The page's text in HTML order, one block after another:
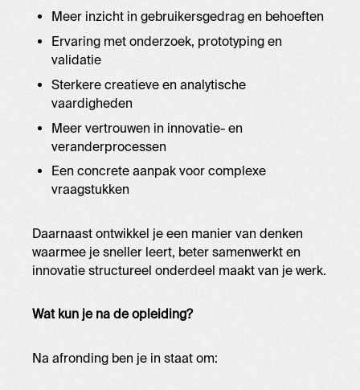
Meer inzicht in gebruikersgedrag en behoeften
Ervaring met onderzoek, prototyping en
validatie
Sterkere creatieve en analytische
vaardigheden
Meer vertrouwen in innovatie- en
veranderprocessen
Een concrete aanpak voor complexe
vraagstukken
Daarnaast ontwikkel je een manier van denken
waarmee je sneller leert, beter samenwerkt en
innovatie structureel onderdeel maakt van je werk.
Wat kun je na de opleiding?
Na afronding ben je in staat om: